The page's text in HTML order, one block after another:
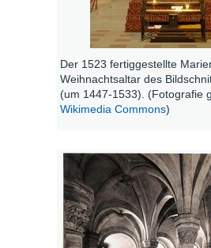
Der 1523 fertiggestellte
Weihnachtsaltar des
(um 1447-1533). (Fotografie
Wikimedia Commons)